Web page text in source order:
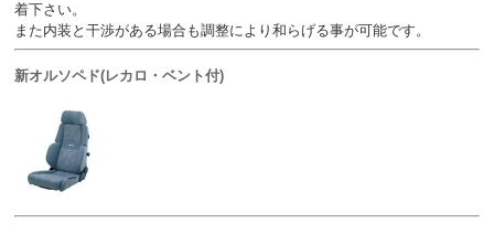
着下さい。
また内装と干渉がある場合も調整により和らげる事が可能です。
新オルソペド(レカロ・ベント付)